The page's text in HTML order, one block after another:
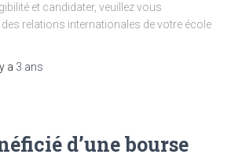
et candidater, veuillez vous
relations internationales de votre école
y a 3 ans
d’une bourse